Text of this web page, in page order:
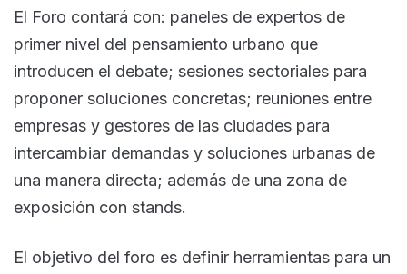
El Foro contará con: paneles de expertos de
primer nivel del pensamiento urbano que
introducen el debate; sesiones sectoriales para
proponer soluciones concretas; reuniones entre
empresas y gestores de las ciudades para
intercambiar demandas y soluciones urbanas de
una manera directa; además de una zona de
exposición con stands.
El objetivo del foro es definir herramientas para un